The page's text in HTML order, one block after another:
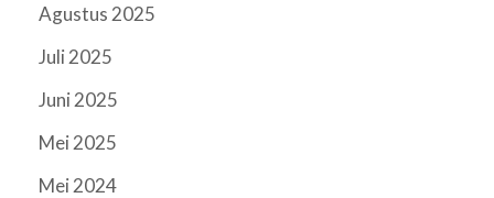
Agustus 2025
Juli 2025
Juni 2025
Mei 2025
Mei 2024